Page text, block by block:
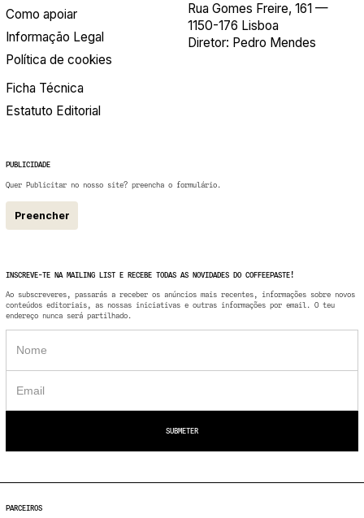
Como apoiar
Informação Legal
Política de cookies
Ficha Técnica
Estatuto Editorial
Rua Gomes Freire, 161 —
1150-176 Lisboa
Diretor: Pedro Mendes
PUBLICIDADE
Quer Publicitar no nosso site? preencha o formulário.
Preencher
INSCREVE-TE NA MAILING LIST E RECEBE TODAS AS NOVIDADES DO COFFEEPASTE!
Ao subscreveres, passarás a receber os anúncios mais recentes, informações sobre novos
conteúdos editoriais, as nossas iniciativas e outras informações por email. O teu
endereço nunca será partilhado.
PARCEIROS